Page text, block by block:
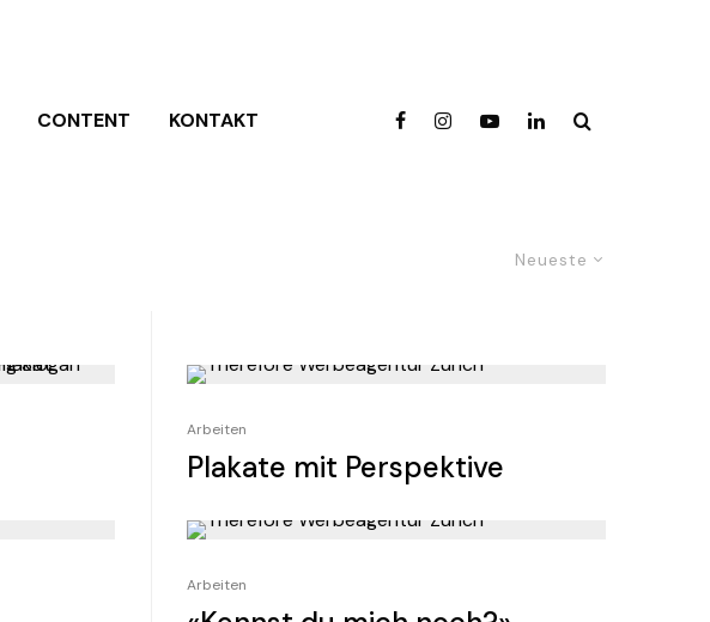
CONTENT KONTAKT
Neueste
Arbeiten
Plakate mit Perspektive
Arbeiten